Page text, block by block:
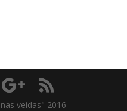
veidas" 2016